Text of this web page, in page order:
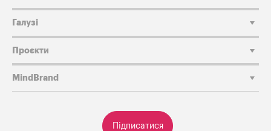
Підписатися
Галузі
Проєкти
MindBrand